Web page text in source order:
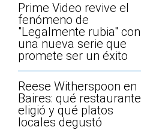
Prime Video revive el
fenómeno de
"Legalmente rubia" con
una nueva serie que
promete ser un éxito
Reese Witherspoon en
Baires: qué restaurante
eligió y qué platos
locales degustó